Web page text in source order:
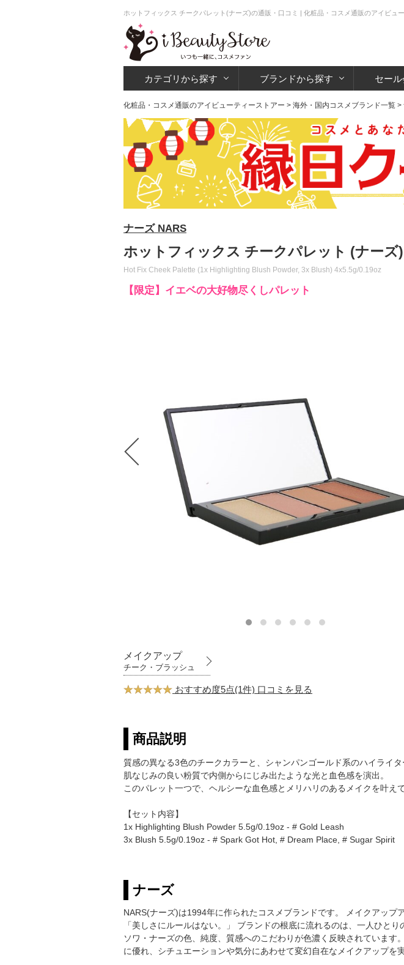
ホットフィックス チークパレット(ナーズ)の通販・口コミ | 化粧品・コスメ通販のアイビュ
カテゴリから探す ブランドから探す セール
化粧品・コスメ通販のアイビューティーストアー > 海外・国内コスメブランド一覧 >
ナーズ NARS
ホットフィックス チークパレット (ナーズ)
Hot Fix Cheek Palette (1x Highlighting Blush Powder, 3x Blush) 4x5.5g/0.19oz
【限定】イエベの大好物尽くしパレット
メイクアップ
チーク・ブラッシュ
おすすめ度5点(1件) 口コミを見る
商品説明
質感の異なる3色のチークカラーと、シャンパンゴールド系のハイライタ
肌なじみの良い粉質で内側からにじみ出たような光と血色感を演出。
このパレット一つで、ヘルシーな血色感とメリハリのあるメイクを叶え
【セット内容】
1x Highlighting Blush Powder 5.5g/0.19oz - # Gold Leash
3x Blush 5.5g/0.19oz - # Spark Got Hot, # Dream Place, # Sugar Spirit
ナーズ
NARS(ナーズ)は1994年に作られたコスメブランドです。 メイクアップ
「美しさにルールはない。」 ブランドの根底に流れるのは、一人ひと
ソワ・ナーズの色、純度、質感へのこだわりが色濃く反映されていま
に優れ、シチュエーションや気分にあわせて変幻自在なメイクアップを